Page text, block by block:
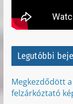
Legutóbbi
Megkezdődött
felzárkóztató